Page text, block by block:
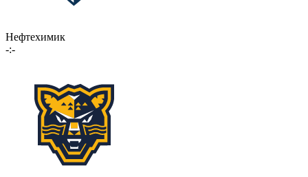
Нефтехимик
-:-